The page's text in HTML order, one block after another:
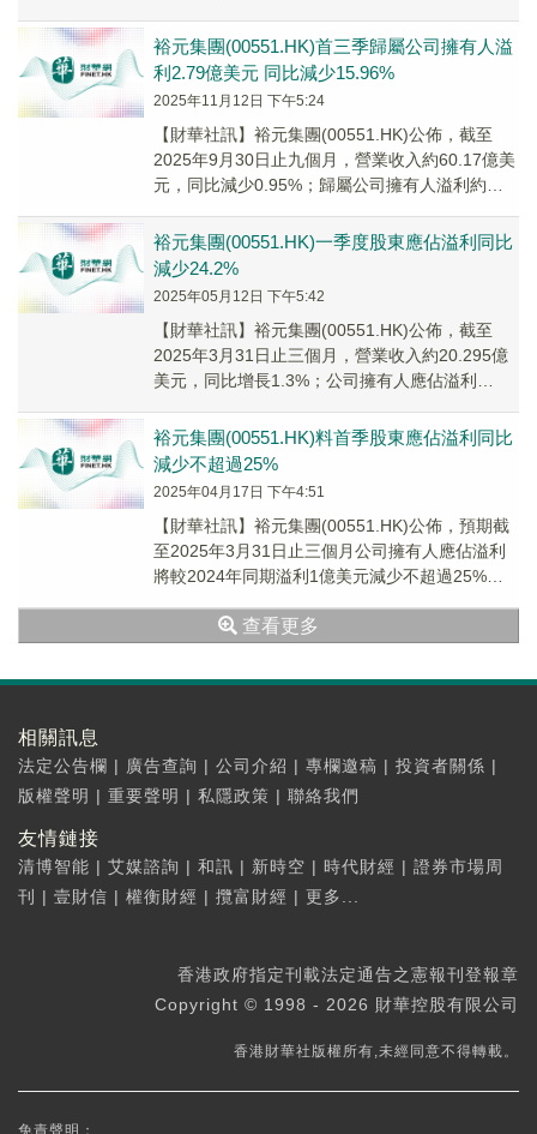
裕元集團(00551.HK)首三季歸屬公司擁有人溢
利2.79億美元 同比減少15.96%
2025年11月12日 下午5:24
【財華社訊】裕元集團(00551.HK)公佈，截至
2025年9月30日止九個月，營業收入約60.17億美
元，同比減少0.95%；歸屬公司擁有人溢利約
裕元集團(00551.HK)一季度股東應佔溢利同比
減少24.2%
2025年05月12日 下午5:42
【財華社訊】裕元集團(00551.HK)公佈，截至
2025年3月31日止三個月，營業收入約20.295億
美元，同比增長1.3%；公司擁有人應佔溢利
裕元集團(00551.HK)料首季股東應佔溢利同比
減少不超過25%
2025年04月17日 下午4:51
【財華社訊】裕元集團(00551.HK)公佈，預期截
至2025年3月31日止三個月公司擁有人應佔溢利
將較2024年同期溢利1億美元減少不超過25%。
查看更多
相關訊息
法定公告欄 | 廣告查詢 | 公司介紹 | 專欄邀稿 | 投資者關係 |
版權聲明 | 重要聲明 | 私隱政策 | 聯絡我們
友情鏈接
清博智能 | 艾媒諮詢 | 和訊 | 新時空 | 時代財經 | 證券市場周
刊
| 壹財信 | 權衡財經 | 攬富財經 | 更多...
香港政府指定刊載法定通告之憲報刊登報章
Copyright © 1998 - 2026 財華控股有限公司
香港財華社版權所有,未經同意不得轉載。